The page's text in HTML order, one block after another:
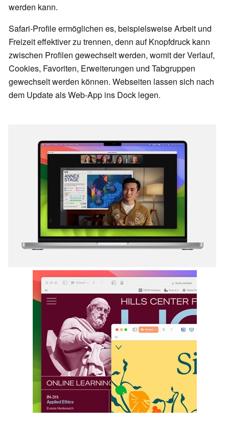
werden kann.
Safari-Profile ermöglichen es, beispielsweise Arbeit und
Freizeit effektiver zu trennen, denn auf Knopfdruck kann
zwischen Profilen gewechselt werden, womit der Verlauf,
Cookies, Favoriten, Erweiterungen und Tabgruppen
gewechselt werden können. Webseiten lassen sich nach
dem Update als Web-App ins Dock legen.